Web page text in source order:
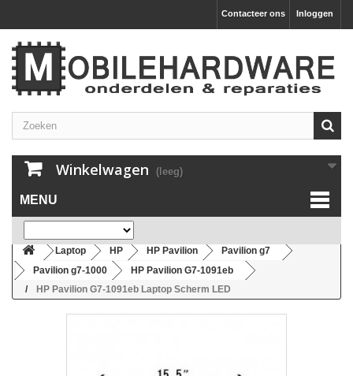
Inloggen
Contacteer ons
Winkelwagen (leeg)
MENU
Laptop HP HP Pavilion
Pavilion g7
Pavilion g7-1000
HP Pavilion G7-1091eb
HP Pavilion G7-1091eb Laptop Scherm LED